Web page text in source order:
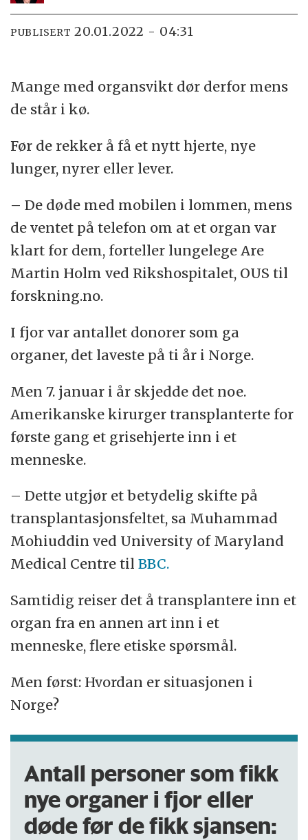
PUBLISERT 20.01.2022 - 04:31
Mange med organsvikt dør derfor mens
de står i kø.
Før de rekker å få et nytt hjerte, nye
lunger, nyrer eller lever.
– De døde med mobilen i lommen, mens
de ventet på telefon om at et organ var
klart for dem, forteller lungelege Are
Martin Holm ved Rikshospitalet, OUS til
forskning.no.
I fjor var antallet donorer som ga
organer, det laveste på ti år i Norge.
Men 7. januar i år skjedde det noe.
Amerikanske kirurger transplanterte for
første gang et grisehjerte inn i et
menneske.
– Dette utgjør et betydelig skifte på
transplantasjonsfeltet, sa Muhammad
Mohiuddin ved University of Maryland
Medical Centre tilBBC.
Samtidig reiser det å transplantere inn et
organ fra en annen art inn i et
menneske, flere etiske spørsmål.
Men først: Hvordan er situasjonen i
Norge?
Antall personer som fikk
nye organer i fjor eller
døde før de fikk sjansen: